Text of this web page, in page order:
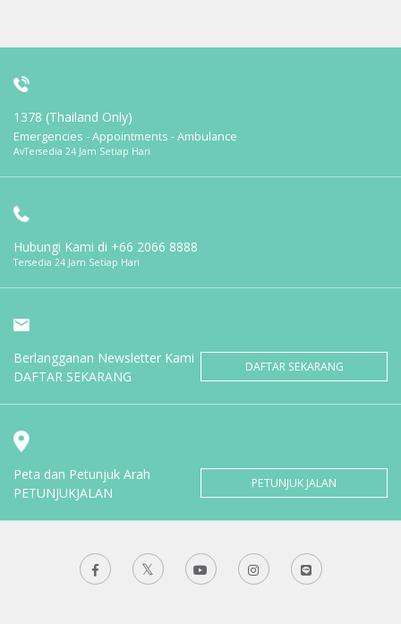
1378 (Thailand Only)
Emergencies - Appointments - Ambulance
AvTersedia 24 Jam Setiap Hari
Hubungi Kami di +66 2066 8888
Tersedia 24 Jam Setiap Hari
Berlangganan Newsletter Kami
DAFTAR SEKARANG
DAFTAR SEKARANG
Peta dan Petunjuk Arah
PETUNJUKJALAN
PETUNJUK JALAN